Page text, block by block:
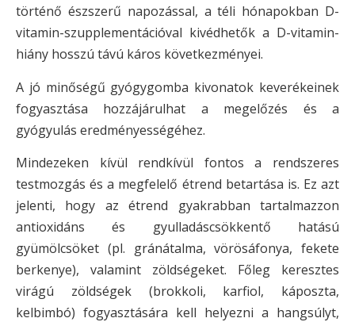
történő észszerű napozással, a téli hónapokban D-
vitamin-szupplementációval kivédhetők a D-vitamin-
hiány hosszú távú káros következményei.
A jó minőségű gyógygomba kivonatok keverékeinek
fogyasztása hozzájárulhat a megelőzés és a
gyógyulás eredményességéhez.
Mindezeken kívül rendkívül fontos a rendszeres
testmozgás és a megfelelő étrend betartása is. Ez azt
jelenti, hogy az étrend gyakrabban tartalmazzon
antioxidáns és gyulladáscsökkentő hatású
gyümölcsöket (pl. gránátalma, vörösáfonya, fekete
berkenye), valamint zöldségeket. Főleg keresztes
virágú zöldségek (brokkoli, karfiol, káposzta,
kelbimbó) fogyasztására kell helyezni a hangsúlyt,